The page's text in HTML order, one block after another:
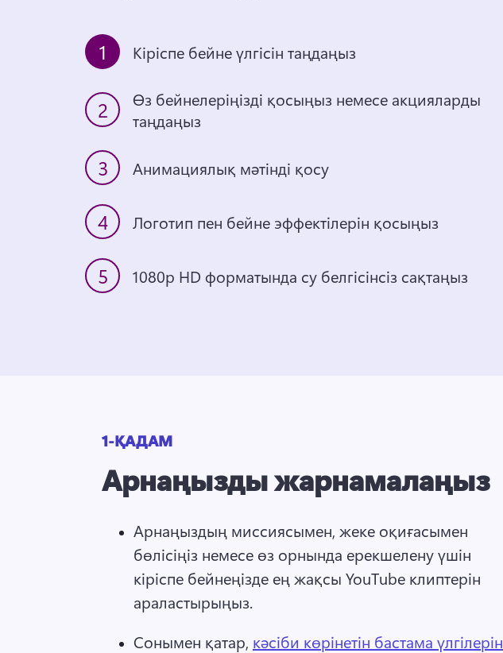
1 Кіріспе бейне үлгісін таңдаңыз
2
Өз бейнелеріңізді қосыңыз немесе акцияларды
таңдаңыз
3 Анимациялық мәтінді қосу
4 Логотип пен бейне эффектілерін қосыңыз
5 1080p HD форматында су белгісінсіз сақтаңыз
1-ҚАДАМ
Арнаңызды жарнамалаңыз
Арнаңыздың миссиясымен, жеке оқиғасымен
бөлісіңіз немесе өз орнында ерекшелену үшін
кіріспе бейнеңізде ең жақсы YouTube клиптерін
араластырыңыз.
Сонымен қатар, кәсіби көрінетін бастама үлгілерін